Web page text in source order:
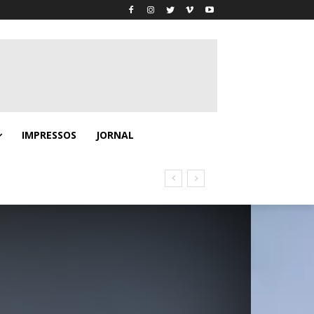
IMPRESSOS JORNAL